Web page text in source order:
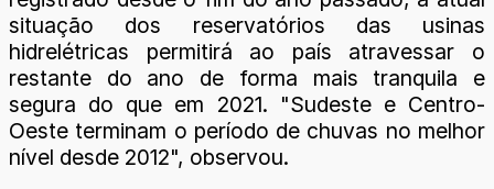
situação dos reservatórios das usinas
hidrelétricas permitirá ao país atravessar o
restante do ano de forma mais tranquila e
segura do que em 2021. "Sudeste e Centro-
Oeste terminam o período de chuvas no melhor
nível desde 2012", observou.